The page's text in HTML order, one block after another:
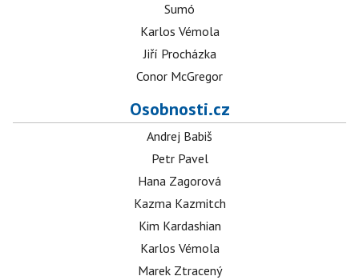
Sumó
Karlos Vémola
Jiří Procházka
Conor McGregor
Osobnosti.cz
Andrej Babiš
Petr Pavel
Hana Zagorová
Kazma Kazmitch
Kim Kardashian
Karlos Vémola
Marek Ztracený